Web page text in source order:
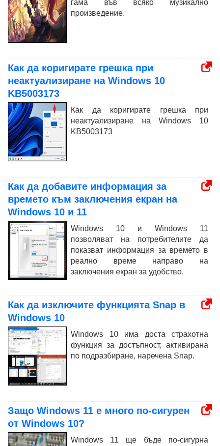
гама във всяко музикално
произведение.
Как да коригирате грешка при
неактуализиране на Windows 10
KB5003173
Как да коригирате грешка при
неактуализиране на Windows 10
KB5003173
Как да добавите информация за
времето към заключения екран на
Windows 10 и 11
Windows 10 и Windows 11
позволяват на потребителите да
показват информация за времето в
реално време направо на
заключения екран за удобство.
Как да изключите функцията Snap в
Windows 10
Windows 10 има доста страхотна
функция за достъпност, активирана
по подразбиране, наречена Snap.
Защо Windows 11 е много по-сигурен
от Windows 10?
Windows 11 ще бъде по-сигурна